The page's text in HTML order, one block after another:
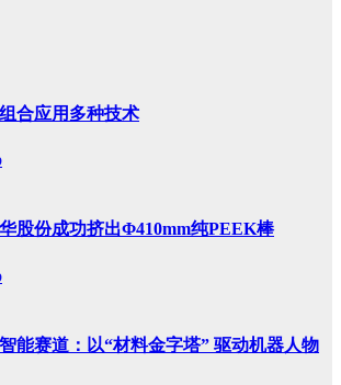
合应用多种技术
股份成功挤出Φ410mm纯PEEK棒
能赛道：以“材料金字塔” 驱动机器人物